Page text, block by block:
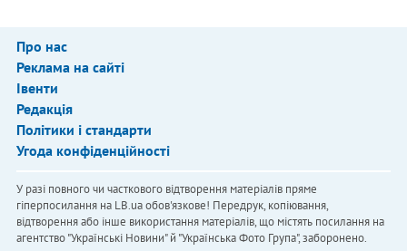
Про нас
Реклама на сайті
Івенти
Редакція
Політики і стандарти
Угода конфіденційності
У разі повного чи часткового відтворення матеріалів пряме
гіперпосилання на LB.ua обов'язкове! Передрук, копіювання,
відтворення або інше використання матеріалів, що містять посилання на
агентство "Українськi Новини" й "Українська Фото Група", заборонено.